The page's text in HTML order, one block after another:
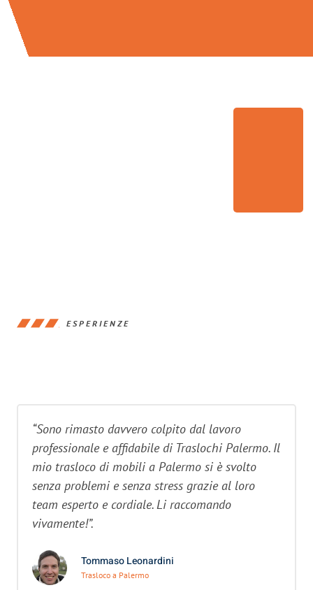
ESPERIENZE
“Sono rimasto davvero colpito dal lavoro
professionale e affidabile di Traslochi Palermo. Il
mio trasloco di mobili a Palermo si è svolto
senza problemi e senza stress grazie al loro
team esperto e cordiale. Li raccomando
vivamente!”.
Tommaso Leonardini
Trasloco a Palermo